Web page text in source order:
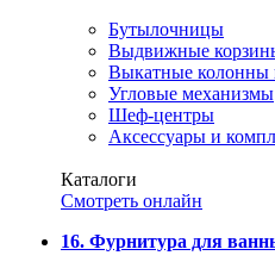
Бутылочницы
Выдвижные
Выкатные колонны
Угловые механизмы
Шеф-центры
Аксессуары и
Каталоги
Смотреть онлайн
16. Фурнитура для